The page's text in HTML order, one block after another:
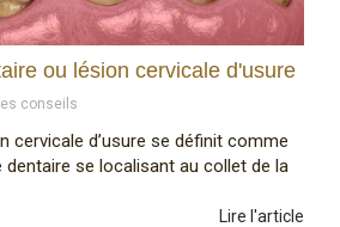
ou lésion cervicale d'usure
conseils
cervicale d’usure se définit comme
dentaire se localisant au collet de la
Lire l'article